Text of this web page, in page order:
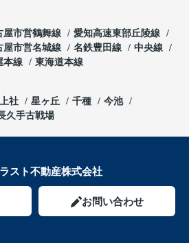
屋市営鶴舞線
愛知高速東部丘陵線
屋市営名城線 名鉄豊田線
中央線
本線 東海道本線
上社 星ヶ丘 千種
今池
久手古戦場
スト不動産株式会社
お問い合わせ